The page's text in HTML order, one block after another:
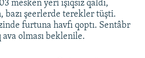
mesken yeri ışıqsız qaldı,
bazı şeerlerde terekler tüşti.
furtuna havfı qoptı. Sentâbr
olması beklenile.